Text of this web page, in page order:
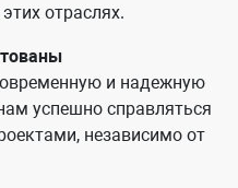
отраслях.
и надежную
успешно справляться
независимо от